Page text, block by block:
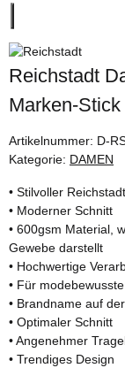
Reichstadt
Marken-
Artikelnummer: D-
Kategorie: DAMEN
• Stilvoller
• Moderner Schnitt
• 600gsm Material,
Gewebe darstellt
• Hochwertige
• Für
• Brandname auf
• Optimaler Schnitt
• Angenehmer
• Trendiges Design